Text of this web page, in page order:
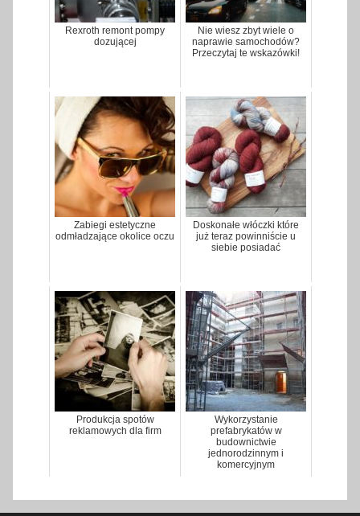
Rexroth remont pompy
dozującej
Nie wiesz zbyt wiele o
naprawie samochodów?
Przeczytaj te wskazówki!
Zabiegi estetyczne
odmładzające okolice oczu
Doskonałe włóczki które
już teraz powinniście u
siebie posiadać
Produkcja spotów
reklamowych dla firm
Wykorzystanie
prefabrykatów w
budownictwie
jednorodzinnym i
komercyjnym